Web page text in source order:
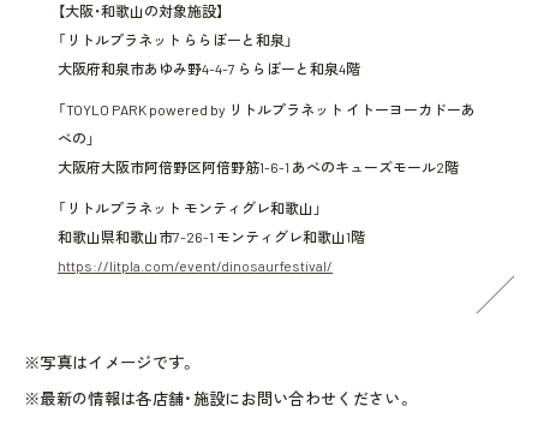
【大阪・和歌山の対象施設】
「リトルプラネット ららぽーと和泉」
大阪府和泉市あゆみ野4-4-7 ららぽーと和泉4階
「TOYLO PARK powered by リトルプラネット イトーヨーカドーあ
べの」
大阪府大阪市阿倍野区阿倍野筋1-6-1 あべのキューズモール2階
「リトルプラネット モンティグレ和歌山」
和歌山県和歌山市7-26-1 モンティグレ和歌山1階
https://litpla.com/event/dinosaurfestival/
※写真はイメージです。
※最新の情報は各店舗・施設にお問い合わせください。